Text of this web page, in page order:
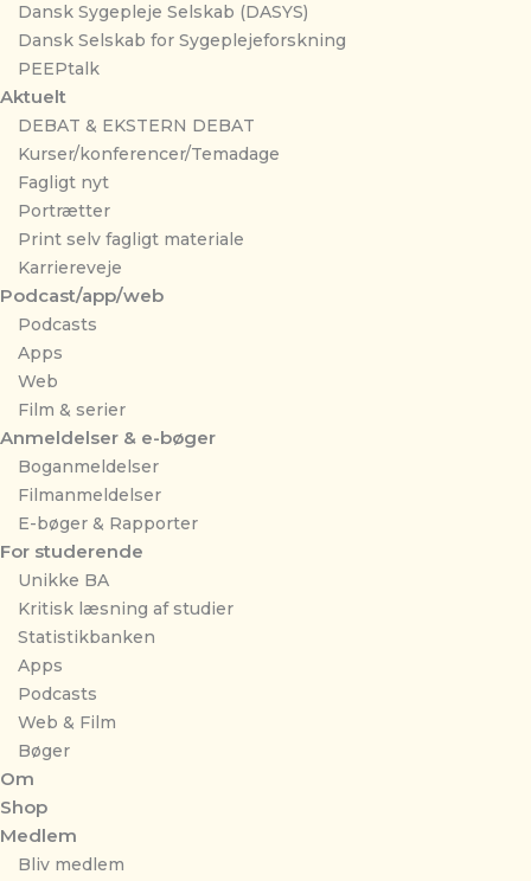
Dansk Sygepleje Selskab (DASYS)
Dansk Selskab for Sygeplejeforskning
PEEPtalk
Aktuelt
DEBAT & EKSTERN DEBAT
Kurser/konferencer/Temadage
Fagligt nyt
Portrætter
Print selv fagligt materiale
Karriereveje
Podcast/app/web
Podcasts
Apps
Web
Film & serier
Anmeldelser & e-bøger
Boganmeldelser
Filmanmeldelser
E-bøger & Rapporter
For studerende
Unikke BA
Kritisk læsning af studier
Statistikbanken
Apps
Podcasts
Web & Film
Bøger
Om
Shop
Medlem
Bliv medlem